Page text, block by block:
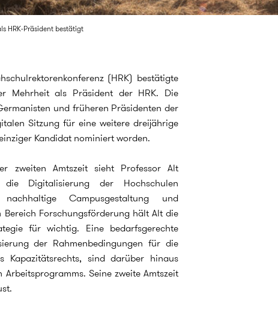
HRK-Präsident bestätigt
(HRK) bestätigte
Mehrheit als Präsident der HRK. Die
und früheren Präsidenten der
Sitzung für eine weitere dreijährige
Kandidat nominiert worden.
zweiten Amtszeit sieht Professor Alt
die Digitalisierung der Hochschulen
Campusgestaltung und
Forschungsförderung hält Alt die
für wichtig. Eine bedarfsgerechte
der Rahmenbedingungen für die
Kapazitätsrechts, sind darüber hinaus
Seine zweite Amtszeit